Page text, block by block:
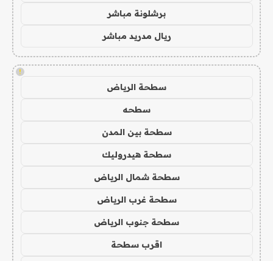
برشلونة مباشر
ريال مدريد مباشر
!
سطحة الرياض
سطحه
سطحة بين المدن
سطحة هيدروليك
سطحة شمال الرياض
سطحة غرب الرياض
سطحة جنوب الرياض
اقرب سطحة